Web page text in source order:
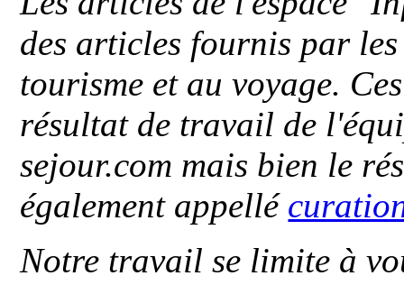
des articles fournis par
tourisme et au voyage.
résultat de travail de
sejour.com mais bien le
également appellé
Notre travail se limite à